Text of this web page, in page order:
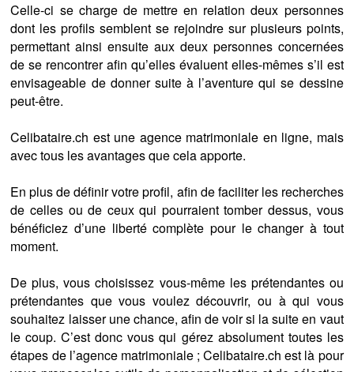
Celle-ci se charge de mettre en relation deux personnes
dont les profils semblent se rejoindre sur plusieurs points,
permettant ainsi ensuite aux deux personnes concernées
de se rencontrer afin qu’elles évaluent elles-mêmes s’il est
envisageable de donner suite à l’aventure qui se dessine
peut-être.
Celibataire.ch est une agence matrimoniale en ligne, mais
avec tous les avantages que cela apporte.
En plus de définir votre profil, afin de faciliter les recherches
de celles ou de ceux qui pourraient tomber dessus, vous
bénéficiez d’une liberté complète pour le changer à tout
moment.
De plus, vous choisissez vous-même les prétendantes ou
prétendantes que vous voulez découvrir, ou à qui vous
souhaitez laisser une chance, afin de voir si la suite en vaut
le coup. C’est donc vous qui gérez absolument toutes les
étapes de l’agence matrimoniale ; Celibataire.ch est là pour